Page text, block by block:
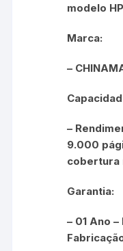
modelo
Marca:
–
–
9.000
cobertura
Garantia:
– 01 Ano